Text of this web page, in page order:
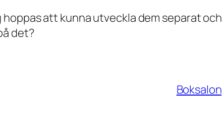
att kunna utveckla dem separat
det?